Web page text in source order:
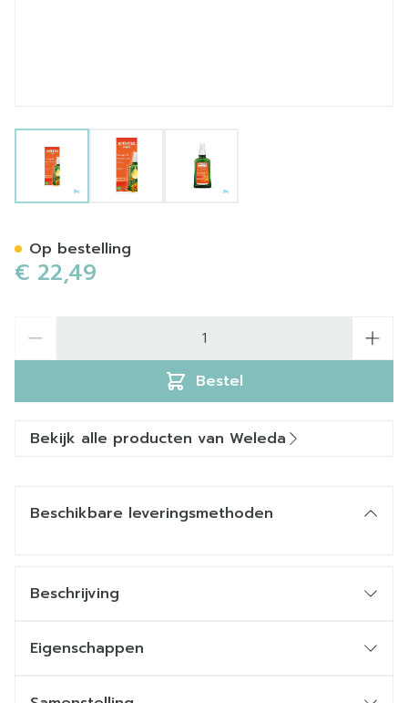
View larger imageView larger imageView larger image
€ 22,49
Bestel
Op bestelling
Bekijk alle producten van Weleda
Beschikbare leveringsmethoden
Beschrijving
Eigenschappen